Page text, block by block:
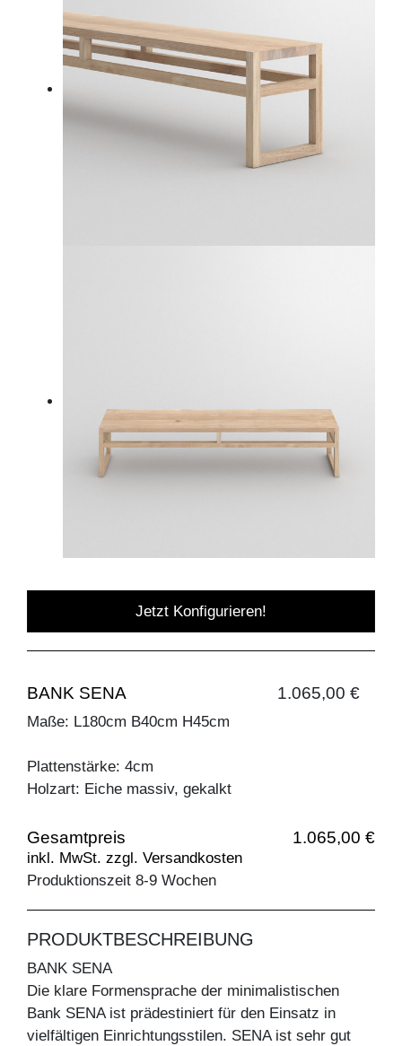
Jetzt Konfigurieren!
BANK SENA 1.065,00 €
Maße: L180cm B40cm H45cm
Plattenstärke: 4cm
Holzart: Eiche massiv, gekalkt
Gesamtpreis 1.065,00 €
inkl. MwSt. zzgl. Versandkosten
Produktionszeit 8-9 Wochen
PRODUKTBESCHREIBUNG
BANK SENA
Die klare Formensprache der minimalistischen
Bank SENA ist prädestiniert für den Einsatz in
vielfältigen Einrichtungsstilen. SENA ist sehr gut